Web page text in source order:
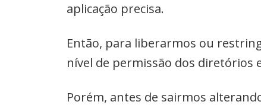
aplicação precisa.
Então, para liberarmos ou
nível de permissão dos diretórios
Porém, antes de sairmos